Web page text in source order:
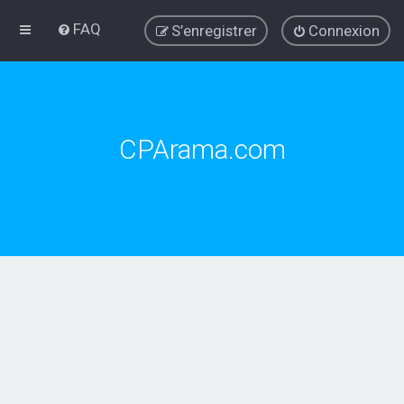
FAQ Connexion
S’enregistrer
CPArama.com